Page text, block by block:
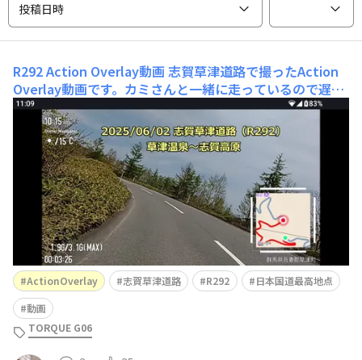
投稿日時
R292 Action Overlay動画志賀草津道路で撮ったAction
Overlay動画です。カミさんと一緒に走っているので遅い
のです(笑) ところで…遂にGoProを入手してしまったので
すよ(^_^;友人からGoPro10を譲ってもらったのですが、
本体のみだったので、今マウントなどを購入しているとこ
ろです。あれ？GoPro
ActionOverlay 志賀草津道路 R292
日本国道最高地点
動画
TORQUE G06